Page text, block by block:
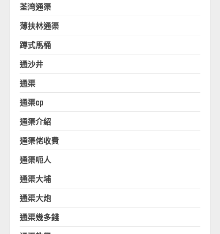
荃湾通渠
薄扶林通渠
蹲式馬桶
通沙井
通渠
通渠cp
通渠介紹
通渠佬收費
通渠呃人
通渠大埔
通渠大炮
通渠幾多錢